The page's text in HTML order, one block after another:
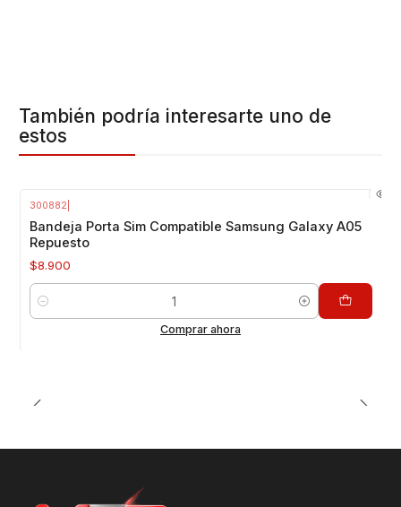
También podría interesarte uno de
estos
300882
Bandeja Porta Sim Compatible Samsung Galaxy A05
Repuesto
$8.900
Cantidad
Comprar ahora